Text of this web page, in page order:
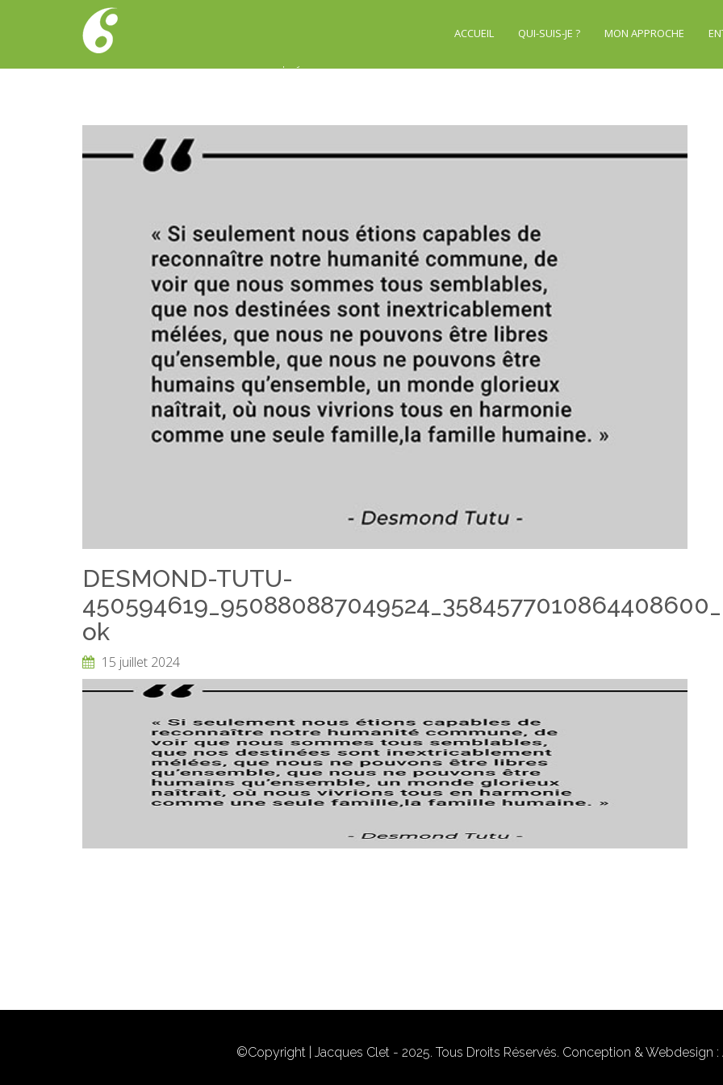
ACCUEIL QUI-SUIS-JE ? MON APPROCHE
Single Blog Post
DESMOND-TUTU-
ok
15 juillet 2024
©copyright | Jacques Clet - 2025. Tous Droits Réservés. Conception & Webdesign :